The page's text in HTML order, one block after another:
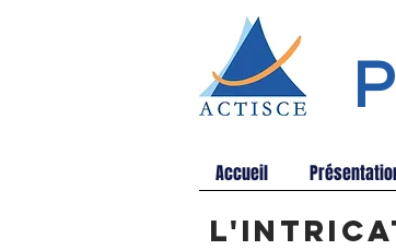
Accueil